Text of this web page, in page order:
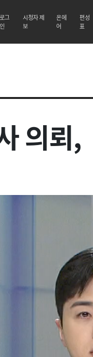
로그
인
시청자 제
보
온에
어
편성
표